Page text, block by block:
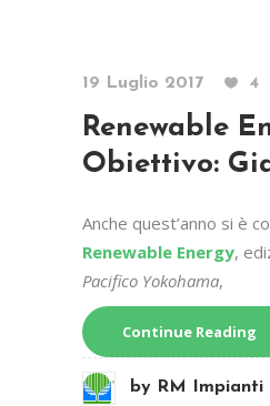
19 Luglio 2017 4
Renewable
Obiettivo:
Anche quest’anno si è
Renewable Energy,
Pacifico Yokohama,
Continue Reading
by RM Impianti